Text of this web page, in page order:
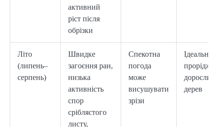
активний
ріст після
обрізки
Літо
(липень–
серпень)
Швидке
загоєння ран,
низька
активність
спор
сріблястого
листу,
Спекотна
погода
може
висушувати
зрізи
Ідеально
дорослих
дерев